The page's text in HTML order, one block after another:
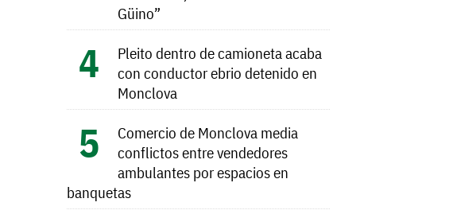
Güino”
Pleito dentro de camioneta acaba
con conductor ebrio detenido en
Monclova
Comercio de Monclova media
conflictos entre vendedores
ambulantes por espacios en
banquetas